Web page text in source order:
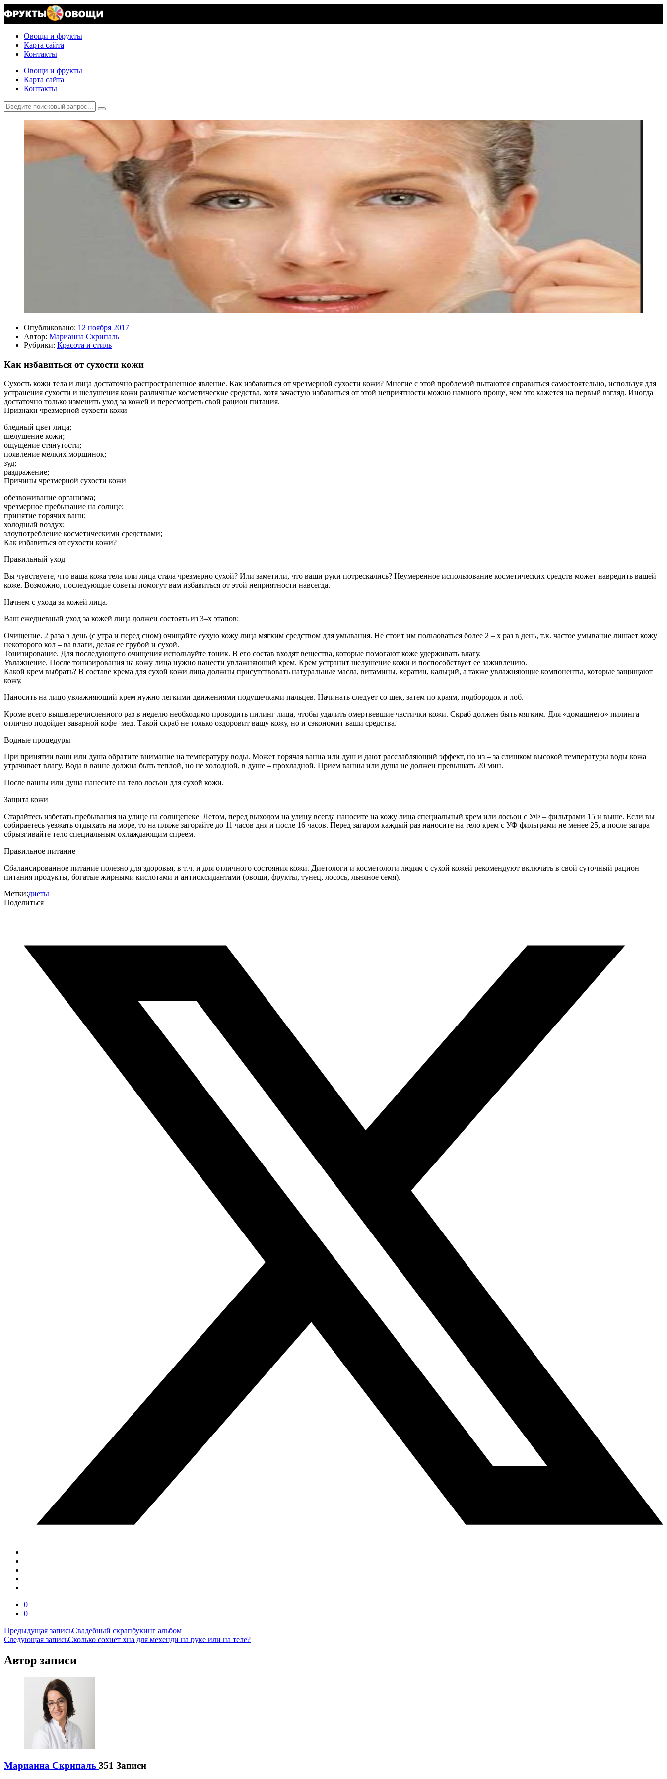
Овощи и фрукты
Карта сайта
Контакты
Овощи и фрукты
Карта сайта
Контакты
Опубликовано: 12 ноября 2017
Автор: Марианна Скрипаль
Рубрики: Красота и стиль
Как избавиться от сухости кожи
Сухость кожи тела и лица достаточно распространенное явление. Как избавиться от чрезмерной сухости кожи? Многие с этой проблемой пытаются справиться самостоятельно, используя для
устранения сухости и шелушения кожи различные косметические средства, хотя зачастую избавиться от этой неприятности можно намного проще, чем это кажется на первый взгляд. Иногда
достаточно только изменить уход за кожей и пересмотреть свой рацион питания.
Признаки чрезмерной сухости кожи
бледный цвет лица;
шелушение кожи;
ощущение стянутости;
появление мелких морщинок;
зуд;
раздражение;
Причины чрезмерной сухости кожи
обезвоживание организма;
чрезмерное пребывание на солнце;
принятие горячих ванн;
холодный воздух;
злоупотребление косметическими средствами;
Как избавиться от сухости кожи?
Правильный уход
Вы чувствуете, что ваша кожа тела или лица стала чрезмерно сухой? Или заметили, что ваши руки потрескались? Неумеренное использование косметических средств может навредить вашей
коже. Возможно, последующие советы помогут вам избавиться от этой неприятности навсегда.
Начнем с ухода за кожей лица.
Ваш ежедневный уход за кожей лица должен состоять из 3–х этапов:
Очищение. 2 раза в день (с утра и перед сном) очищайте сухую кожу лица мягким средством для умывания. Не стоит им пользоваться более 2 – х раз в день, т.к. частое умывание лишает кожу
некоторого кол – ва влаги, делая ее грубой и сухой.
Тонизирование. Для последующего очищения используйте тоник. В его состав входят вещества, которые помогают коже удерживать влагу.
Увлажнение. После тонизирования на кожу лица нужно нанести увлажняющий крем. Крем устранит шелушение кожи и поспособствует ее заживлению.
Какой крем выбрать? В составе крема для сухой кожи лица должны присутствовать натуральные масла, витамины, кератин, кальций, а также увлажняющие компоненты, которые защищают
кожу.
Наносить на лицо увлажняющий крем нужно легкими движениями подушечками пальцев. Начинать следует со щек, затем по краям, подбородок и лоб.
Кроме всего вышеперечисленного раз в неделю необходимо проводить пилинг лица, чтобы удалить омертвевшие частички кожи. Скраб должен быть мягким. Для «домашнего» пилинга
отлично подойдет заварной кофе+мед. Такой скраб не только оздоровит вашу кожу, но и сэкономит ваши средства.
Водные процедуры
При принятии ванн или душа обратите внимание на температуру воды. Может горячая ванна или душ и дают расслабляющий эффект, но из – за слишком высокой температуры воды кожа
утрачивает влагу. Вода в ванне должна быть теплой, но не холодной, в душе – прохладной. Прием ванны или душа не должен превышать 20 мин.
После ванны или душа нанесите на тело лосьон для сухой кожи.
Защита кожи
Старайтесь избегать пребывания на улице на солнцепеке. Летом, перед выходом на улицу всегда наносите на кожу лица специальный крем или лосьон с УФ – фильтрами 15 и выше. Если вы
собираетесь уезжать отдыхать на море, то на пляже загорайте до 11 часов дня и после 16 часов. Перед загаром каждый раз наносите на тело крем с УФ фильтрами не менее 25, а после загара
сбрызгивайте тело специальным охлаждающим спреем.
Правильное питание
Сбалансированное питание полезно для здоровья, в т.ч. и для отличного состояния кожи. Диетологи и косметологи людям с сухой кожей рекомендуют включать в свой суточный рацион
питания продукты, богатые жирными кислотами и антиоксидантами (овощи, фрукты, тунец, лосось, льняное семя).
Метки:диеты
Поделиться
0
0
Навигация
по
записям
Предыдущая записьСвадебный скрапбукинг альбом
Следующая записьСколько сохнет хна для мехенди на руке или на теле?
Автор записи
Марианна Скрипаль 351 Записи